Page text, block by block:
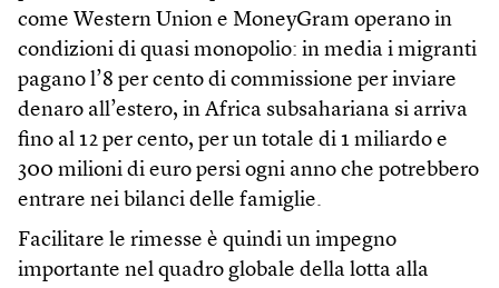
come Western Union e MoneyGram operano in
condizioni di quasi monopolio: in media i migranti
pagano l’8 per cento di commissione per inviare
denaro all’estero, in Africa subsahariana si arriva
fino al 12 per cento, per un totale di 1 miliardo e
300 milioni di euro persi ogni anno che potrebbero
entrare nei bilanci delle famiglie.
Facilitare le rimesse è quindi un impegno
importante nel quadro globale della lotta alla